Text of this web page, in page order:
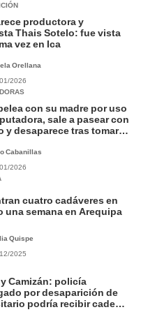
productora y
Thais Sotelo: fue vista
vez en Ica
Orellana
2026
con su madre por uso
sale a pasear con
y desaparece tras tomar
Cabanillas
2026
cuatro cadáveres en
una semana en Arequipa
Quispe
2025
Camizán: policía
por desaparición de
podría recibir cadena